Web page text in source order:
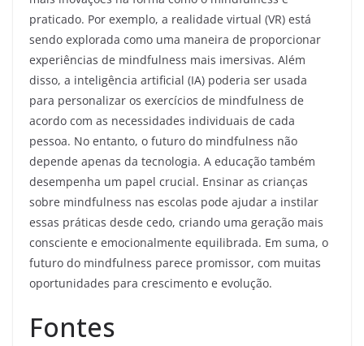
praticado. Por exemplo, a realidade virtual (VR) está
sendo explorada como uma maneira de proporcionar
experiências de mindfulness mais imersivas. Além
disso, a inteligência artificial (IA) poderia ser usada
para personalizar os exercícios de mindfulness de
acordo com as necessidades individuais de cada
pessoa. No entanto, o futuro do mindfulness não
depende apenas da tecnologia. A educação também
desempenha um papel crucial. Ensinar as crianças
sobre mindfulness nas escolas pode ajudar a instilar
essas práticas desde cedo, criando uma geração mais
consciente e emocionalmente equilibrada. Em suma, o
futuro do mindfulness parece promissor, com muitas
oportunidades para crescimento e evolução.
Fontes